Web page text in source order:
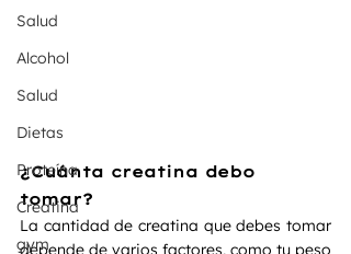
Salud
Alcohol
Salud
Dietas
Proteína
Creatina
gym
¿Cuánta creatina debo
tomar?
La cantidad de creatina que debes tomar
depende de varios factores, como tu peso